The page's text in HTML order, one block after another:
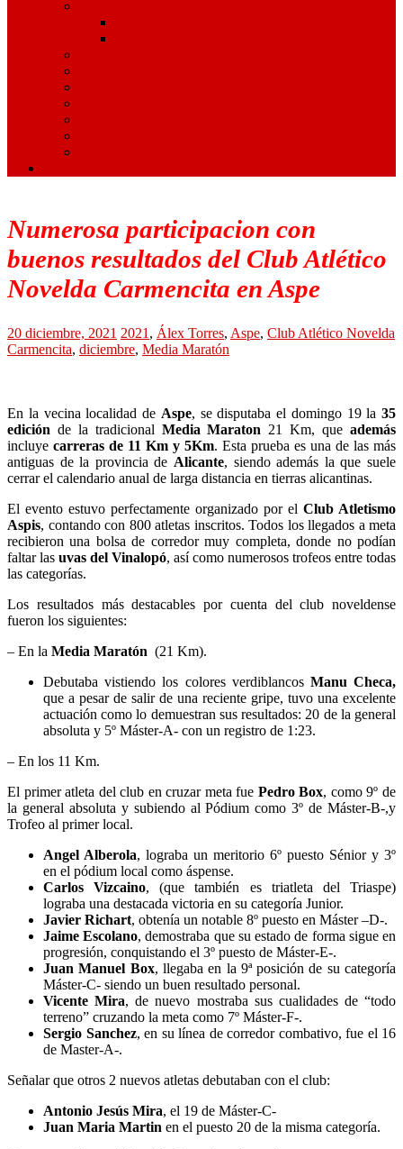
Numerosa participacion con
buenos resultados del Club Atlético
Novelda Carmencita en Aspe
20 diciembre, 2021 2021 , Álex Torres, Aspe, Club Atlético Novelda
Carmencita, diciembre, Media Maratón
En la vecina localidad de Aspe, se disputaba el domingo 19 la 35
edición de la tradicional Media Maraton 21 Km, queademás
incluye carreras de 11 Km y 5Km. Esta prueba es una de las más
antiguas de la provincia de Alicante, siendo además la que suele
cerrar el calendario anual de larga distancia en tierras alicantinas.
El evento estuvo perfectamente organizado por el Club Atletismo
Aspis, contando con 800 atletas inscritos. Todos los llegados a meta
recibieron una bolsa de corredor muy completa, donde no podían
faltar las uvas del Vinalopó, así como numerosos trofeos entre todas
las categorías.
Los resultados más destacables por cuenta del club noveldense
fueron los siguientes:
– En la Media Maratón (21 Km).
Debutaba vistiendo los colores verdiblancos Manu Checa,
que a pesar de salir de una reciente gripe, tuvo una excelente
actuación como lo demuestran sus resultados: 20 de la general
absoluta y 5º Máster-A- con un registro de 1:23.
– En los 11 Km.
El primer atleta del club en cruzar meta fue Pedro Box, como 9º de
la general absoluta y subiendo al Pódium como 3º de Máster-B-,y
Trofeo al primer local.
Angel Alberola, lograba un meritorio 6º puesto Sénior y 3º
en el pódium local como áspense.
Carlos Vizcaino, (que también es triatleta del Triaspe)
lograba una destacada victoria en su categoría Junior.
Javier Richart, obtenía un notable 8º puesto en Máster –D-.
Jaime Escolano, demostraba que su estado de forma sigue en
progresión, conquistando el 3º puesto de Máster-E-.
Juan Manuel Box, llegaba en la 9ª posición de su categoría
Máster-C- siendo un buen resultado personal.
Vicente Mira, de nuevo mostraba sus cualidades de “todo
terreno” cruzando la meta como 7º Máster-F-.
Sergio Sanchez, en su línea de corredor combativo, fue el 16
de Master-A-.
Señalar que otros 2 nuevos atletas debutaban con el club:
Antonio Jesús Mira, el 19 de Máster-C-
Juan Maria Martin en el puesto 20 de la misma categoría.